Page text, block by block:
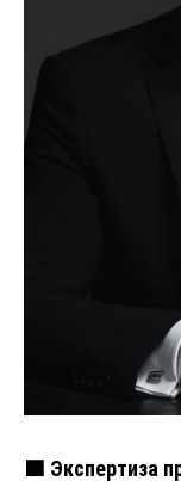
🟩 Экспертиза